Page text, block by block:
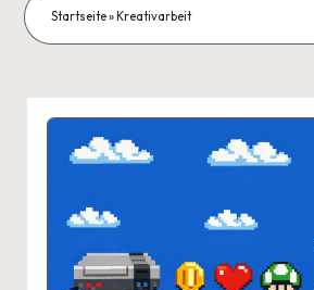
Startseite» Kreativarbeit